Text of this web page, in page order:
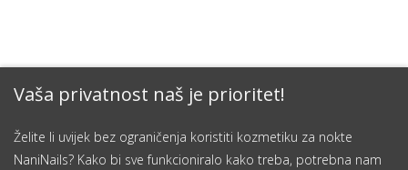
Vaša privatnost naš je prioritet!
Želite li uvijek bez ograničenja koristiti kozmetiku za nokte
NaniNails? Kako bi sve funkcioniralo kako treba, potrebna nam